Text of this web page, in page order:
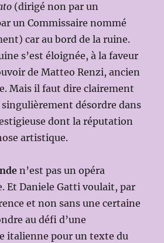
(dirigé non par un
un Commissaire nommé
car au bord de la ruine.
s’est éloignée, à la faveur
de Matteo Renzi, ancien
Mais il faut dire clairement
désordre dans
dont la réputation
artistique.
n’est pas un opéra
Et Daniele Gatti voulait, par
et non sans une certaine
au défi d’une
italienne pour un texte du